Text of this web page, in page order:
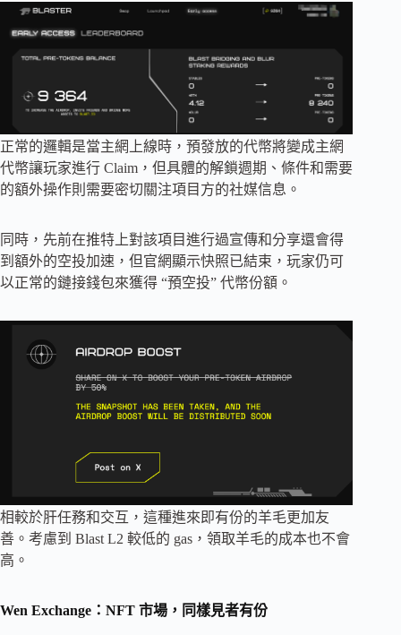
正常的邏輯是當主網上線時，預發放的代幣將變成主網
代幣讓玩家進行 Claim，但具體的解鎖週期、條件和需要
的額外操作則需要密切關注項目方的社媒信息。
同時，先前在推特上對該項目進行過宣傳和分享還會得
到額外的空投加速，但官網顯示快照已結束，玩家仍可
以正常的鏈接錢包來獲得 “預空投” 代幣份額。
相較於肝任務和交互，這種進來即有份的羊毛更加友
善。考慮到 Blast L2 較低的 gas，領取羊毛的成本也不會
高。
Wen Exchange：NFT 市場，同樣見者有份